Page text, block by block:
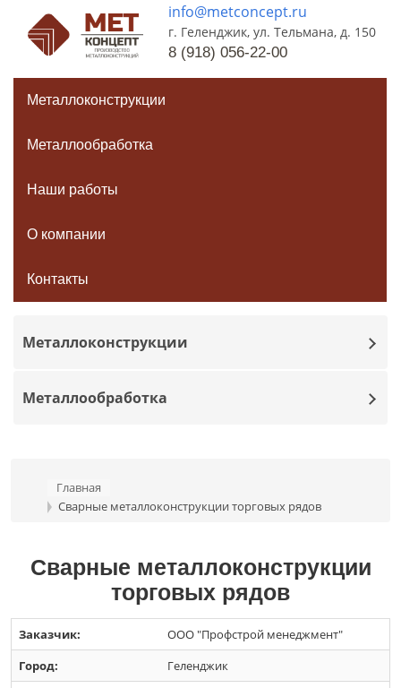
info@metconcept.ru
г. Геленджик, ул. Тельмана, д. 150
8 (918) 056-22-00
Металлоконструкции
Металлообработка
Наши работы
О компании
Контакты
Металлоконструкции
Металлообработка
Главная
Сварные металлоконструкции торговых рядов
Сварные металлоконструкции
торговых рядов
Заказчик:
ООО "Профстрой менеджмент"
Город:
Геленджик